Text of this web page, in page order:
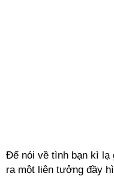
Để nói về tình bạn kì lạ
ra một liên tưởng đầy